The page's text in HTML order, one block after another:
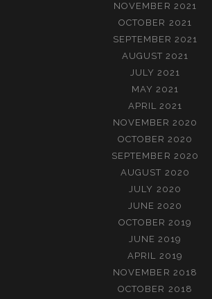
NOVEMBER 2021
OCTOBER 2021
SEPTEMBER 2021
AUGUST 2021
JULY 2021
MAY 2021
APRIL 2021
NOVEMBER 2020
OCTOBER 2020
SEPTEMBER 2020
AUGUST 2020
JULY 2020
JUNE 2020
OCTOBER 2019
JUNE 2019
APRIL 2019
NOVEMBER 2018
OCTOBER 2018